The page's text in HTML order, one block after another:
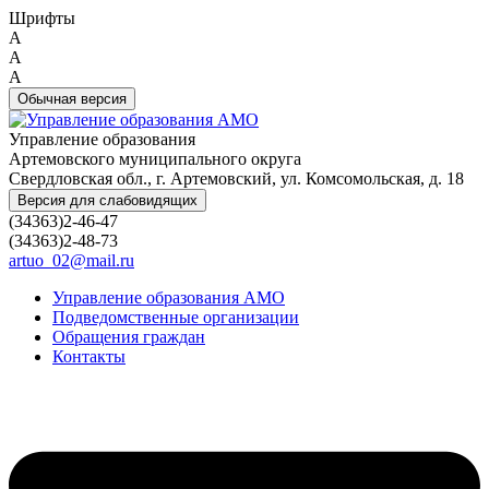
Шрифты
A
A
A
Обычная версия
Управление образования
Артемовского муниципального округа
Свердловская обл., г. Артемовский, ул. Комсомольская, д. 18
Версия для слабовидящих
(34363)2-46-47
(34363)2-48-73
artuo_02@mail.ru
Управление образования АМО
Подведомственные организации
Обращения граждан
Контакты